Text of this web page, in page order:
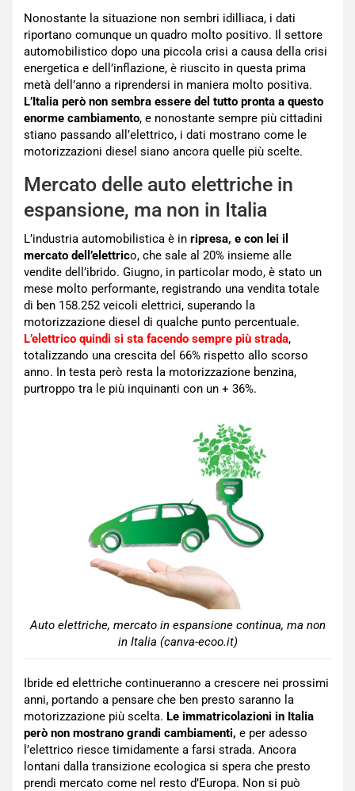
Nonostante la situazione non sembri idilliaca, i dati
riportano comunque un quadro molto positivo. Il settore
automobilistico dopo una piccola crisi a causa della crisi
energetica e dell’inflazione, è riuscito in questa prima
metà dell’anno a riprendersi in maniera molto positiva.
L’Italia però non sembra essere del tutto pronta a questo
enorme cambiamento, e nonostante sempre più cittadini
stiano passando all’elettrico, i dati mostrano come le
motorizzazioni diesel siano ancora quelle più scelte.
Mercato delle auto elettriche in
espansione, ma non in Italia
L’industria automobilistica è in ripresa, e con lei il
mercato dell’elettrico, che sale al 20% insieme alle
vendite dell’ibrido. Giugno, in particolar modo, è stato un
mese molto performante, registrando una vendita totale
di ben 158.252 veicoli elettrici, superando la
motorizzazione diesel di qualche punto percentuale.
L’elettrico quindi si sta facendo sempre più strada,
totalizzando una crescita del 66% rispetto allo scorso
anno. In testa però resta la motorizzazione benzina,
purtroppo tra le più inquinanti con un + 36%.
Auto elettriche, mercato in espansione continua, ma non
in Italia (canva-ecoo.it)
Ibride ed elettriche continueranno a crescere nei prossimi
anni, portando a pensare che ben presto saranno la
motorizzazione più scelta. Le immatricolazioni in Italia
però non mostrano grandi cambiamenti, e per adesso
l’elettrico riesce timidamente a farsi strada. Ancora
lontani dalla transizione ecologica si spera che presto
prendi mercato come nel resto d’Europa. Non si può